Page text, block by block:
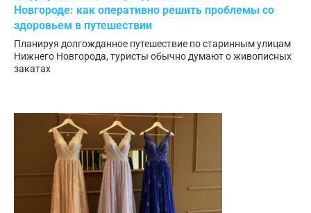
Новгороде: как оперативно решить проблемы со
здоровьем в путешествии
Планируя долгожданное путешествие по старинным улицам
Нижнего Новгорода, туристы обычно думают о живописных
закатах